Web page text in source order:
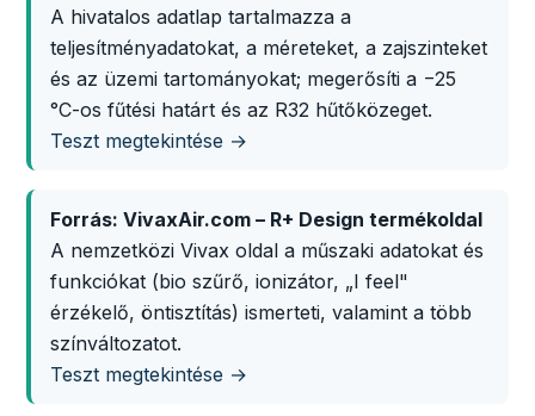
A hivatalos adatlap tartalmazza a
teljesítményadatokat, a méreteket, a zajszinteket
és az üzemi tartományokat; megerősíti a −25
°C-os fűtési határt és az R32 hűtőközeget.
Teszt megtekintése →
Forrás: VivaxAir.com – R+ Design termékoldal
A nemzetközi Vivax oldal a műszaki adatokat és
funkciókat (bio szűrő, ionizátor, „I feel"
érzékelő, öntisztítás) ismerteti, valamint a több
színváltozatot.
Teszt megtekintése →